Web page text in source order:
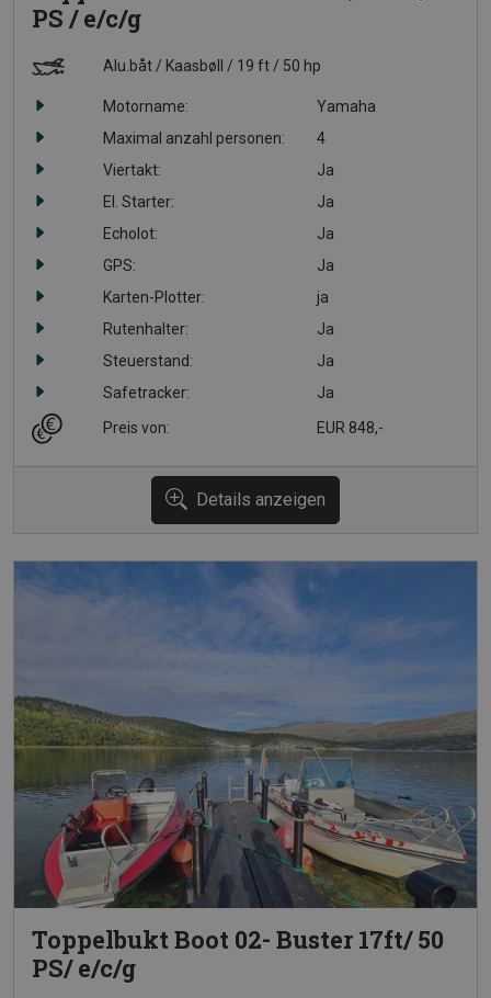
PS / e/c/g
Alu.båt Kaasbøll 19 ft 50 hp
Motorname:
Yamaha
Maximal anzahl personen:
4
Viertakt:
Ja
El. Starter:
Ja
Echolot:
Ja
GPS:
Ja
Karten-Plotter:
ja
Rutenhalter:
Ja
Steuerstand:
Ja
Safetracker:
Ja
Preis von: EUR 848,-
Details anzeigen
Toppelbukt Boot 02- Buster 17ft/ 50
PS/ e/c/g